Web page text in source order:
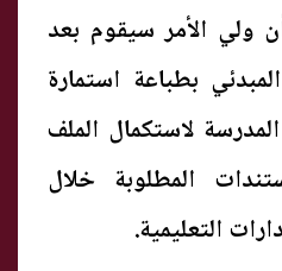
ولي الأمر سيقوم بعد
بطباعة استمارة
لاستكمال الملف
المطلوبة خلال
التعليمية.